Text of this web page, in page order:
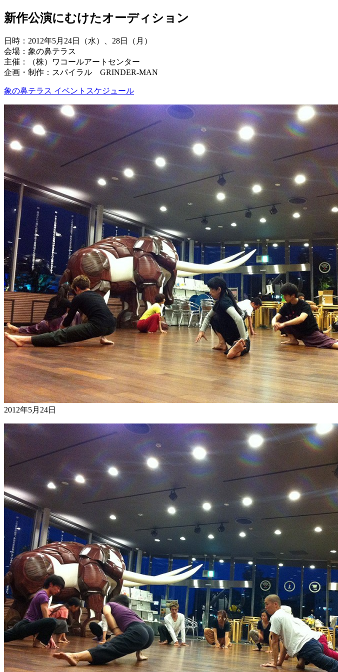
新作公演にむけたオーディション
日時：2012年5月24日（水）、28日（月）
会場：象の鼻テラス
主催：（株）ワコールアートセンター
企画・制作：スパイラル GRINDER-MAN
象の鼻テラス イベントスケジュール
2012年5月24日